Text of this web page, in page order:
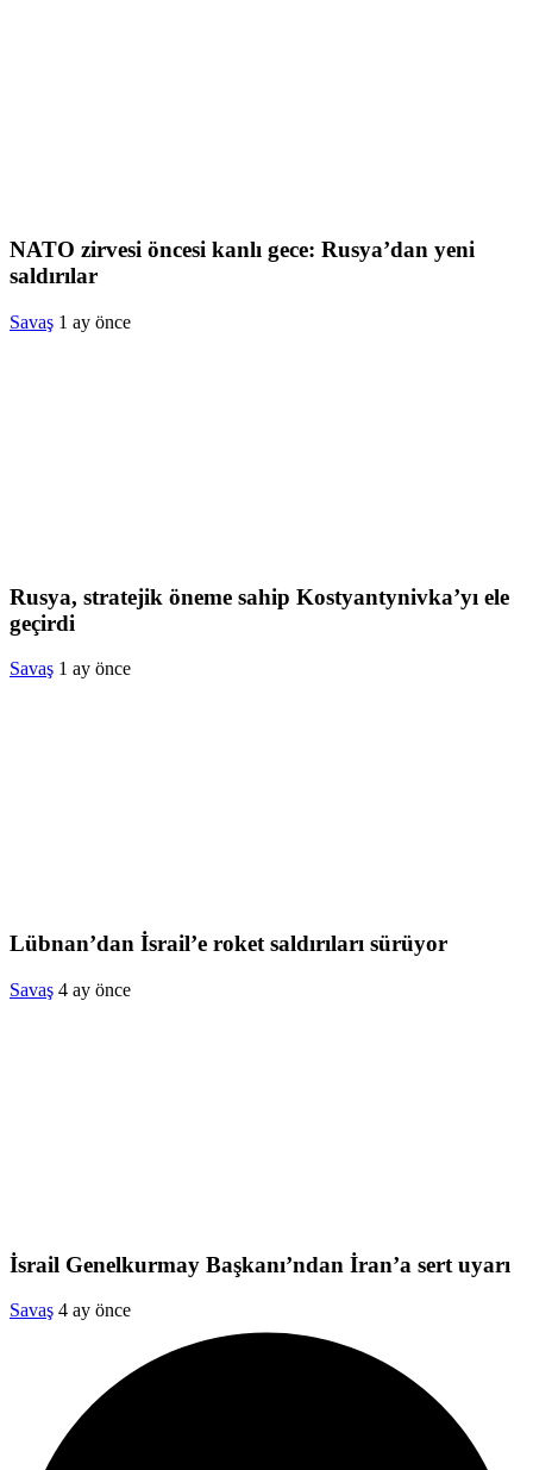
NATO zirvesi öncesi kanlı gece: Rusya’dan yeni
saldırılar
Savaş 1 ay önce
Rusya, stratejik öneme sahip Kostyantynivka’yı ele
geçirdi
Savaş 1 ay önce
Lübnan’dan İsrail’e roket saldırıları sürüyor
Savaş 4 ay önce
İsrail Genelkurmay Başkanı’ndan İran’a sert uyarı
Savaş 4 ay önce